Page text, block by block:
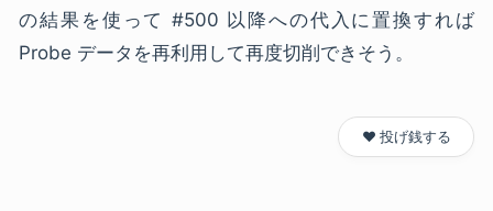
の結果を使って #500 以降への代入に置換すれば
Probe データを再利用して再度切削できそう。
❤️ 投げ銭する